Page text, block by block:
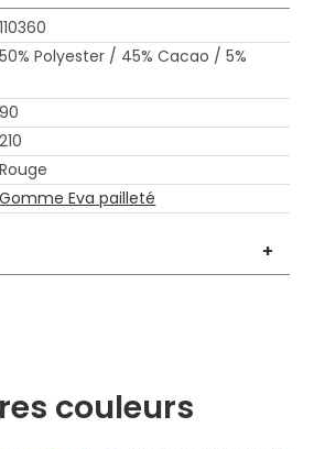
110360
50% Polyester / 45% Cacao / 5%
90
210
Rouge
Gomme Eva pailleté
+
couleurs